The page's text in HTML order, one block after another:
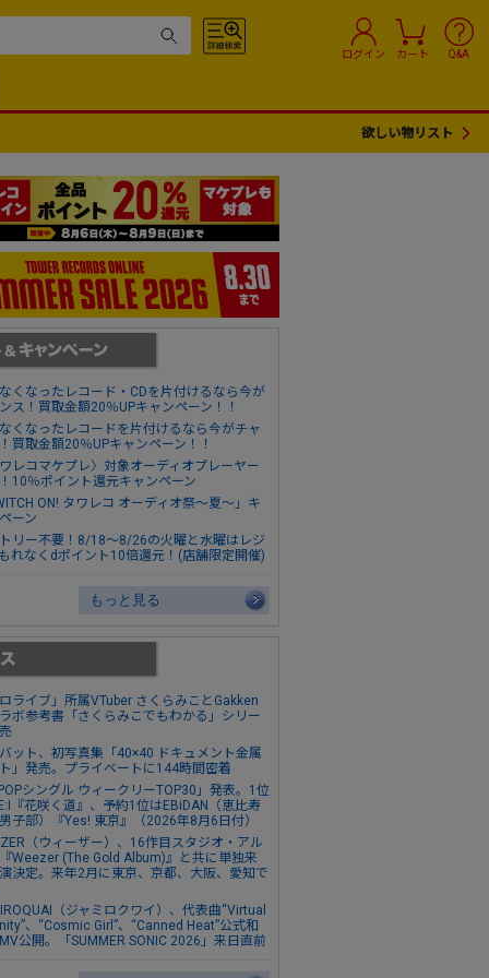
ログイン カート Q&A
欲しい物リスト
くなったレコード・CDを片付けるなら今が
ス！買取金額20％UPキャンペーン！！
くなったレコードを片付けるなら今がチャ
買取金額20％UPキャンペーン！！
ワレコマケプレ〉対象オーディオプレーヤー
10％ポイント還元キャンペーン
ON! タワレコ オーディオ祭～夏～」キ
ーン
リー不要！8/18～8/26の火曜と水曜はレジ
れなくdポイント10倍還元！(店舗限定開催)
もっと見る
ロライブ」所属VTuber さくらみことGakken
ボ参考書「さくらみこでもわかる」シリー
ット、初写真集「40×40 ドキュメント金属
」発売。プライベートに144時間密着
POPシングル ウィークリーTOP30」発表。1位
『花咲く道』、予約1位はEBiDAN（恵比寿
子部）『Yes! 東京』（2026年8月6日付）
（ウィーザー）、16作目スタジオ・アル
Weezer (The Gold Album)』と共に単独来
決定。来年2月に東京、京都、大阪、愛知で
（ジャミロクワイ）、代表曲“Virtual
、“Cosmic Girl”、“Canned Heat”公式和
公開。「SUMMER SONIC 2026」来日直前